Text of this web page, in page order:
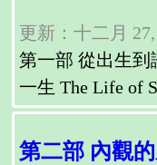
更新：十二月 27,
第一部 從出生
一生 The Life of
第二部 內觀